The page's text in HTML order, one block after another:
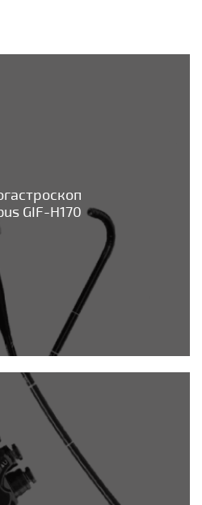
GIF-H170